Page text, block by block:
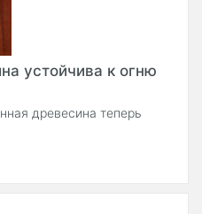
устойчива к огню
древесина теперь